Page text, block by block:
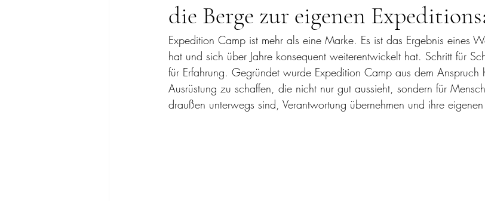
die Berge zur eigenen
Expedition Camp ist mehr als eine Marke. Es ist das Ergebnis eines
hat und sich über Jahre konsequent weiterentwickelt hat. Schritt für
für Erfahrung. Gegründet wurde Expedition Camp aus dem Anspruch
Ausrüstung zu schaffen, die nicht nur gut aussieht, sondern für
draußen unterwegs sind, Verantwortung übernehmen und ihre